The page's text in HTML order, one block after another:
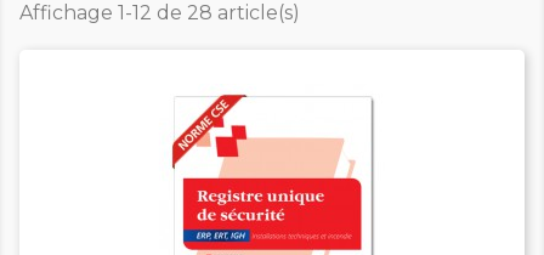
Affichage 1-12 de 28 article(s)